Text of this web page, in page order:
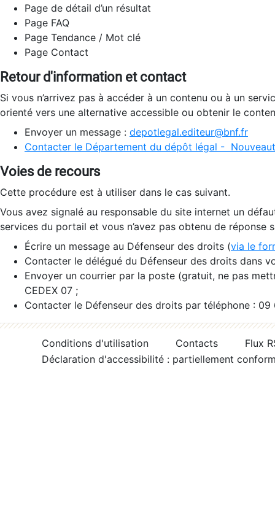
Page de détail d’un résultat
Page FAQ
Page Tendance / Mot clé
Page Contact
Retour d'information et contact
Si vous n’arrivez pas à accéder à un contenu ou à un
orienté vers une alternative accessible ou obtenir le
Envoyer un message : depotlegal.editeur@bnf.fr
Contacter le Département du dépôt légal -
Voies de recours
Cette procédure est à utiliser dans le cas suivant.
Vous avez signalé au responsable du site internet un
services du portail et vous n’avez pas obtenu de réponse
Écrire un message au Défenseur des droits (via le
Contacter le délégué du Défenseur des droits dans
Envoyer un courrier par la poste (gratuit, ne pas
CEDEX 07 ;
Contacter le Défenseur des droits par téléphone :
Conditions d'utilisation Contacts
Flux
Déclaration d'accessibilité : partiellement